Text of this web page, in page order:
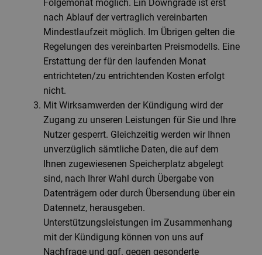
Folgemonat möglich. Ein Downgrade ist erst
nach Ablauf der vertraglich vereinbarten
Mindestlaufzeit möglich. Im Übrigen gelten die
Regelungen des vereinbarten Preismodells. Eine
Erstattung der für den laufenden Monat
entrichteten/zu entrichtenden Kosten erfolgt
nicht.
Mit Wirksamwerden der Kündigung wird der
Zugang zu unseren Leistungen für Sie und Ihre
Nutzer gesperrt. Gleichzeitig werden wir Ihnen
unverzüglich sämtliche Daten, die auf dem
Ihnen zugewiesenen Speicherplatz abgelegt
sind, nach Ihrer Wahl durch Übergabe von
Datenträgern oder durch Übersendung über ein
Datennetz, herausgeben.
Unterstützungsleistungen im Zusammenhang
mit der Kündigung können von uns auf
Nachfrage und ggf. gegen gesonderte